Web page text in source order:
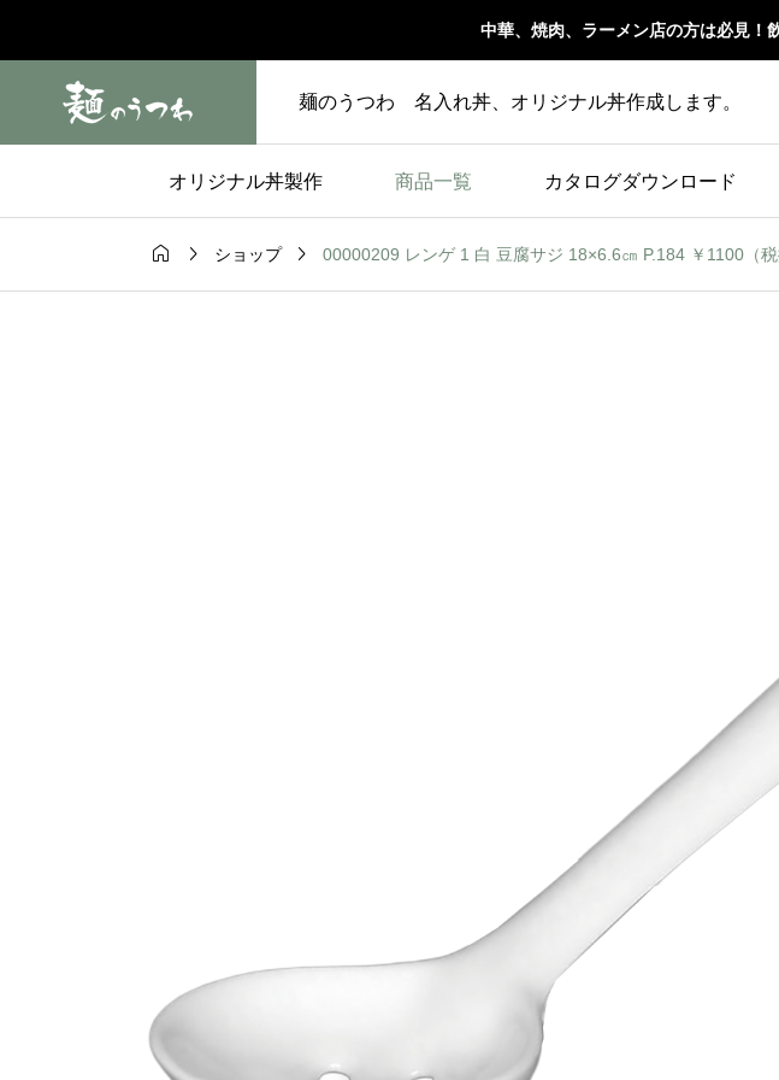
中華、焼肉、ラーメン店の方は必見！
麺のうつわ 名入れ丼、オリジナル丼作成します。
オリジナル丼製作 商品一覧 カタログダウンロード
  ショップ  00000209 レンゲ 1 白 豆腐サジ 18×6.6㎝ P.184 ￥1100（税